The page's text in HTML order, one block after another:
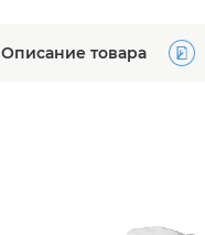
Описание товара